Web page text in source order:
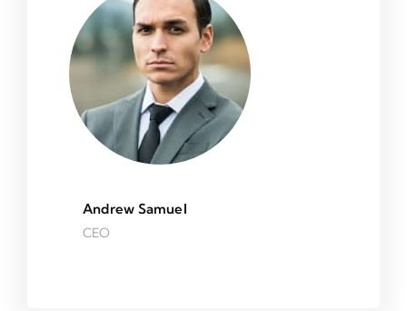
Andrew Samuel
CEO